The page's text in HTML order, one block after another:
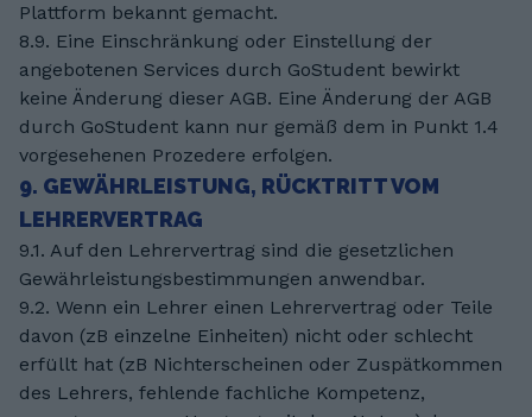
Plattform bekannt gemacht.
8.9. Eine Einschränkung oder Einstellung der
angebotenen Services durch GoStudent bewirkt
keine Änderung dieser AGB. Eine Änderung der AGB
durch GoStudent kann nur gemäß dem in Punkt 1.4
vorgesehenen Prozedere erfolgen.
9. GEWÄHRLEISTUNG, RÜCKTRITT VOM
LEHRERVERTRAG
9.1. Auf den Lehrervertrag sind die gesetzlichen
Gewährleistungsbestimmungen anwendbar.
9.2. Wenn ein Lehrer einen Lehrervertrag oder Teile
davon (zB einzelne Einheiten) nicht oder schlecht
erfüllt hat (zB Nichterscheinen oder Zuspätkommen
des Lehrers, fehlende fachliche Kompetenz,